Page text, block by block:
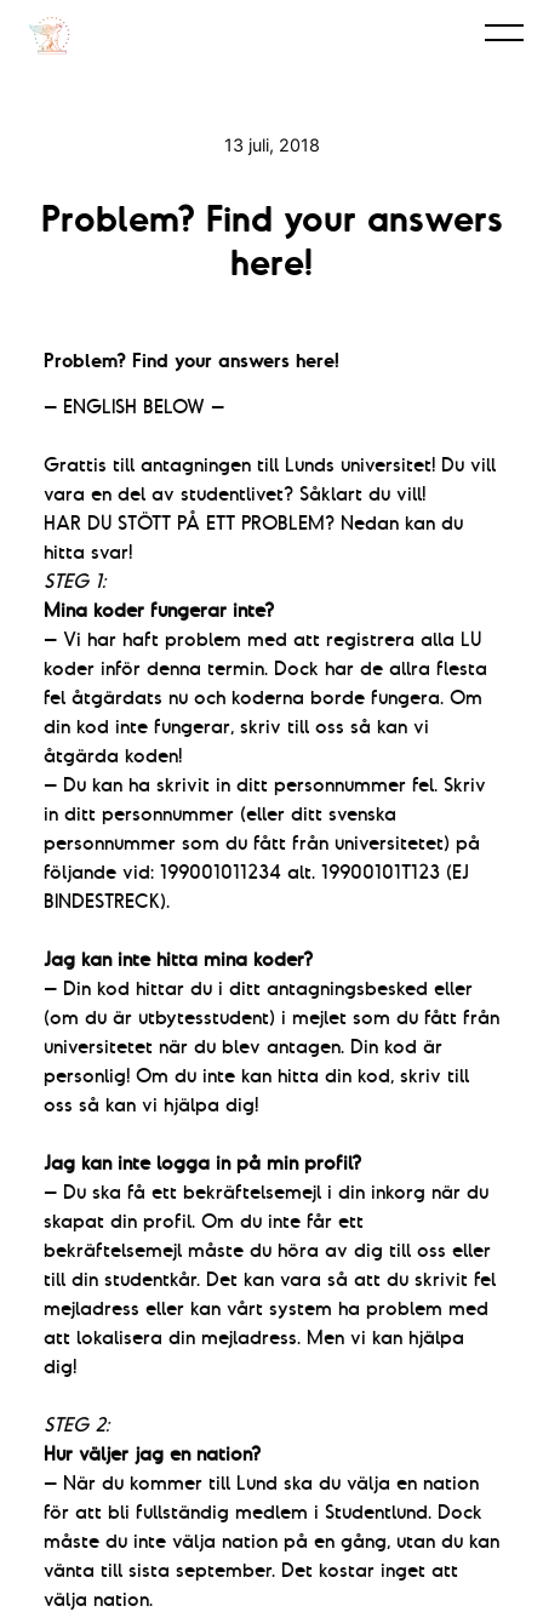
13 juli, 2018
Problem? Find your answers
here!
Problem? Find your answers here!
– ENGLISH BELOW –
Grattis till antagningen till Lunds universitet! Du vill
vara en del av studentlivet? Såklart du vill!
HAR DU STÖTT PÅ ETT PROBLEM? Nedan kan du
hitta svar!
STEG 1:
Mina koder fungerar inte?
– Vi har haft problem med att registrera alla LU
koder inför denna termin. Dock har de allra flesta
fel åtgärdats nu och koderna borde fungera. Om
din kod inte fungerar, skriv till oss så kan vi
åtgärda koden!
– Du kan ha skrivit in ditt personnummer fel. Skriv
in ditt personnummer (eller ditt svenska
personnummer som du fått från universitetet) på
följande vid: 199001011234 alt. 19900101T123 (EJ
BINDESTRECK).
Jag kan inte hitta mina koder?
– Din kod hittar du i ditt antagningsbesked eller
(om du är utbytesstudent) i mejlet som du fått från
universitetet när du blev antagen. Din kod är
personlig! Om du inte kan hitta din kod, skriv till
oss så kan vi hjälpa dig!
Jag kan inte logga in på min profil?
– Du ska få ett bekräftelsemejl i din inkorg när du
skapat din profil. Om du inte får ett
bekräftelsemejl måste du höra av dig till oss eller
till din studentkår. Det kan vara så att du skrivit fel
mejladress eller kan vårt system ha problem med
att lokalisera din mejladress. Men vi kan hjälpa
dig!
STEG 2:
Hur väljer jag en nation?
– När du kommer till Lund ska du välja en nation
för att bli fullständig medlem i Studentlund. Dock
måste du inte välja nation på en gång, utan du kan
vänta till sista september. Det kostar inget att
välja nation.